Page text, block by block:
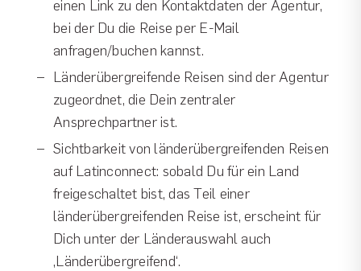
einen Link zu den Kontaktdaten der Agentur,
bei der Du die Reise per E-Mail
anfragen/buchen kannst.
Länderübergreifende Reisen sind der Agentur
zugeordnet, die Dein zentraler
Ansprechpartner ist.
Sichtbarkeit von länderübergreifenden Reisen
auf Latinconnect: sobald Du für ein Land
freigeschaltet bist, das Teil einer
länderübergreifenden Reise ist, erscheint für
Dich unter der Länderauswahl auch
‚Länderübergreifend‘.